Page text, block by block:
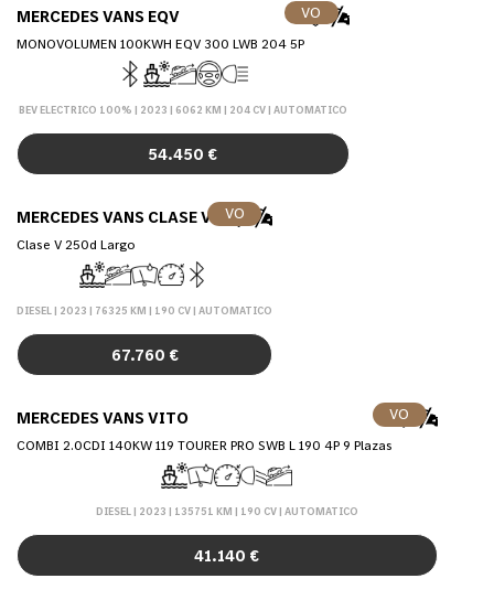
VO
MERCEDES VANS EQV
MONOVOLUMEN 100KWH EQV 300 LWB 204 5P
BEV ELECTRICO 100% | 2023 | 6062 KM | 204 CV | AUTOMATICO
54.450 €
VO
MERCEDES VANS CLASE V
Clase V 250d Largo
DIESEL | 2023 | 76325 KM | 190 CV | AUTOMATICO
67.760 €
VO
MERCEDES VANS VITO
COMBI 2.0CDI 140KW 119 TOURER PRO SWB L 190 4P 9 Plazas
DIESEL | 2023 | 135751 KM | 190 CV | AUTOMATICO
41.140 €